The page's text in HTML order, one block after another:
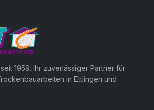
1959. Ihr zuverlässiger Partner für
in Ettlingen und